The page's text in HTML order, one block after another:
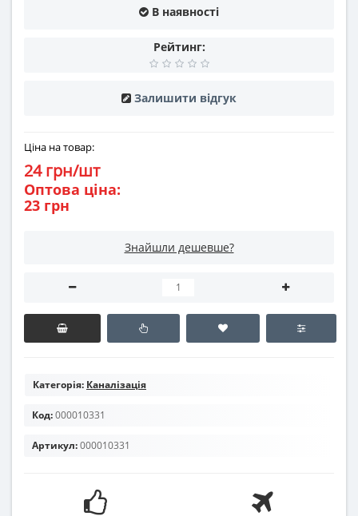
В наявності
Рейтинг:
Залишити відгук
Ціна на товар:
24 грн/шт
Оптова ціна:
23 грн
Знайшли дешевше?
Категорія: Каналізація
Код:000010331
Артикул:000010331